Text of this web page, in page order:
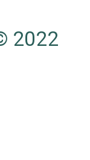
2022